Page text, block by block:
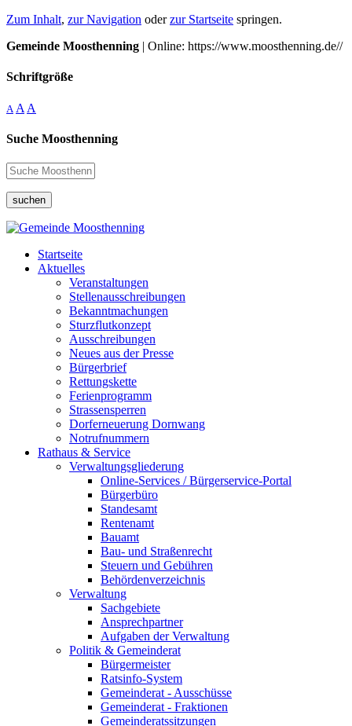
Zum Inhalt, zur Navigation oderzur Startseite springen.
Gemeinde Moosthenning | Online: https://www.moosthenning.de//
Schriftgröße
A A A
Suche Moosthenning
suchen
Startseite
Aktuelles
Veranstaltungen
Stellenausschreibungen
Bekanntmachungen
Sturzflutkonzept
Ausschreibungen
Neues aus der Presse
Bürgerbrief
Rettungskette
Ferienprogramm
Strassensperren
Dorferneuerung Dornwang
Notrufnummern
Rathaus & Service
Verwaltungsgliederung
Online-Services / Bürgerservice-Portal
Bürgerbüro
Standesamt
Rentenamt
Bauamt
Bau- und Straßenrecht
Steuern und Gebühren
Behördenverzeichnis
Verwaltung
Sachgebiete
Ansprechpartner
Aufgaben der Verwaltung
Politik & Gemeinderat
Bürgermeister
Ratsinfo-System
Gemeinderat - Ausschüsse
Gemeinderat - Fraktionen
Gemeinderatssitzungen